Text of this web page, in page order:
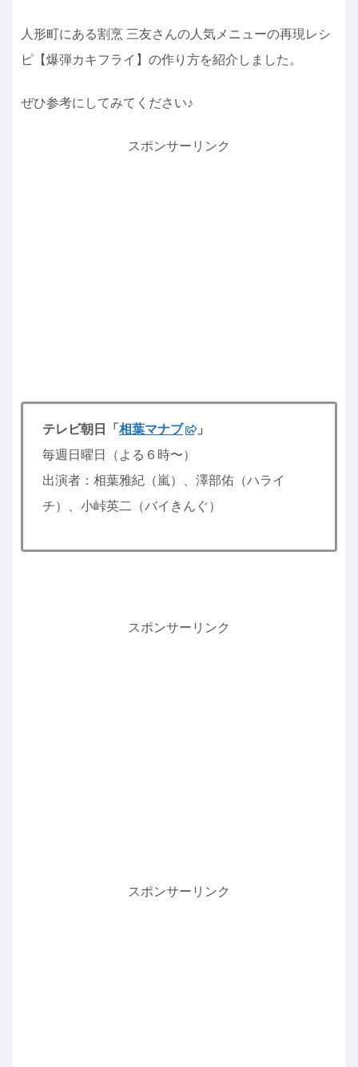
人形町にある割烹 三友さんの人気メニューの再現レシ
ピ【爆弾カキフライ】の作り方を紹介しました。
ぜひ参考にしてみてください♪
スポンサーリンク
テレビ朝日「 相葉マナブ
」
毎週日曜日（よる６時〜）
出演者：相葉雅紀（嵐）、澤部佑（ハライ
チ）、小峠英二（バイきんぐ）
スポンサーリンク
スポンサーリンク